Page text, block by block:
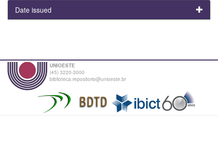
Date issued
UNIOESTE
(45) 3220-3000
biblioteca.repositorio@unioeste.br